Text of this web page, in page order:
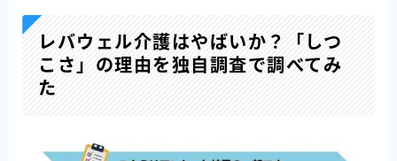
レバウェル介護はやばいか？「しつ
こさ」の理由を独自調査で調べてみ
た